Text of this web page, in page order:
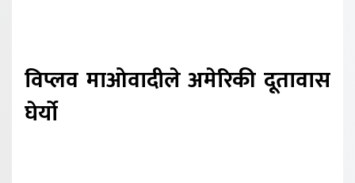
विप्लव माओवादीले अमेरिकी दूतावास
घेर्यो